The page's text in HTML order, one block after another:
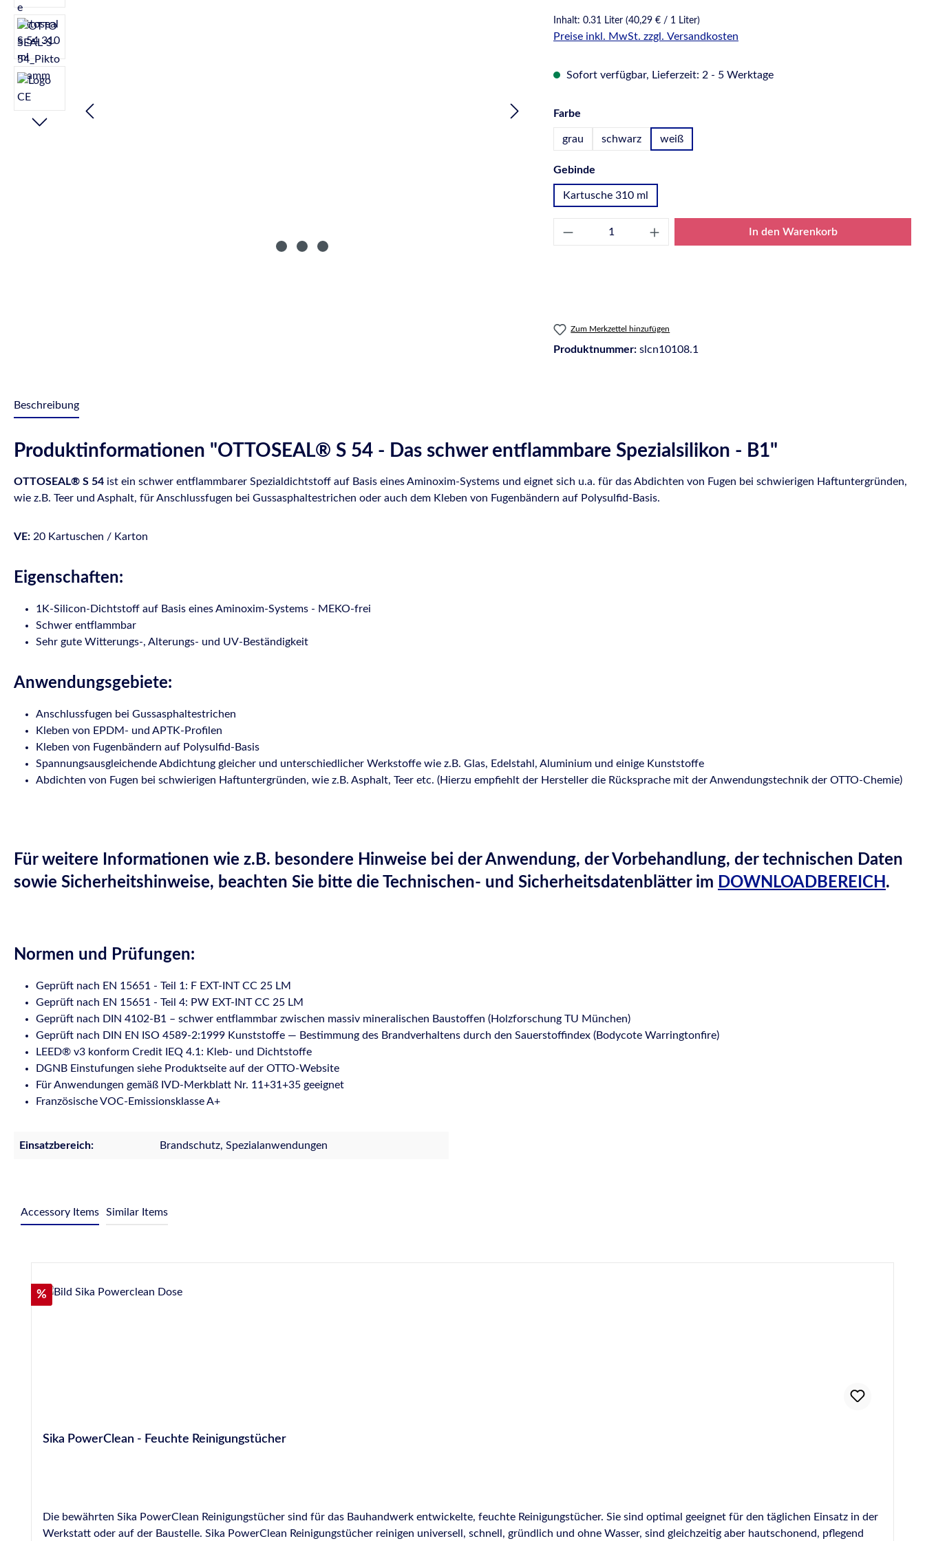
Inhalt: 0.31 Liter (40,29 € / 1 Liter)
Preise inkl. MwSt. zzgl. Versandkosten
Sofort verfügbar, Lieferzeit: 2 - 5 Werktage
Farbe
grau schwarz weiß
Gebinde
Kartusche 310 ml
Produkt Anzahl: Gib den gewünschten Wert ein
In den Warenkorb
Zum Merkzettel hinzufügen
Produktnummer: slcn10108.1
Beschreibung
Produktinformationen "OTTOSEAL® S 54 - Das schwer entflammbare Spezialsilikon - B1"
OTTOSEAL® S 54 ist ein schwer entflammbarer Spezialdichtstoff auf Basis eines Aminoxim-Systems und eignet sich u.a. für das Abdichten von Fugen bei schwierigen Haftuntergründen,
wie z.B. Teer und Asphalt, für Anschlussfugen bei Gussasphaltestrichen oder auch dem Kleben von Fugenbändern auf Polysulfid-Basis.
VE: 20 Kartuschen / Karton
Eigenschaften:
1K-Silicon-Dichtstoff auf Basis eines Aminoxim-Systems - MEKO-frei
Schwer entflammbar
Sehr gute Witterungs-, Alterungs- und UV-Beständigkeit
Anwendungsgebiete:
Anschlussfugen bei Gussasphaltestrichen
Kleben von EPDM- und APTK-Profilen
Kleben von Fugenbändern auf Polysulfid-Basis
Spannungsausgleichende Abdichtung gleicher und unterschiedlicher Werkstoffe wie z.B. Glas, Edelstahl, Aluminium und einige Kunststoffe
Abdichten von Fugen bei schwierigen Haftuntergründen, wie z.B. Asphalt, Teer etc. (Hierzu empfiehlt der Hersteller die Rücksprache mit der Anwendungstechnik der OTTO-Chemie)
Für weitere Informationen wie z.B. besondere Hinweise bei der Anwendung, der Vorbehandlung, der technischen Daten
sowie Sicherheitshinweise, beachten Sie bitte die Technischen- und Sicherheitsdatenblätter im DOWNLOADBEREICH .
Normen und Prüfungen:
Geprüft nach EN 15651 - Teil 1: F EXT-INT CC 25 LM
Geprüft nach EN 15651 - Teil 4: PW EXT-INT CC 25 LM
Geprüft nach DIN 4102-B1 – schwer entflammbar zwischen massiv mineralischen Baustoffen (Holzforschung TU München)
Geprüft nach DIN EN ISO 4589-2:1999 Kunststoffe — Bestimmung des Brandverhaltens durch den Sauerstoffindex (Bodycote Warringtonfire)
LEED® v3 konform Credit IEQ 4.1: Kleb- und Dichtstoffe
DGNB Einstufungen siehe Produktseite auf der OTTO-Website
Für Anwendungen gemäß IVD-Merkblatt Nr. 11+31+35 geeignet
Französische VOC-Emissionsklasse A+
Einsatzbereich: Brandschutz, Spezialanwendungen
Accessory Items Similar Items
Rabatt
%
Sika PowerClean - Feuchte Reinigungstücher
Die bewährten Sika PowerClean Reinigungstücher sind für das Bauhandwerk entwickelte, feuchte Reinigungstücher. Sie sind optimal geeignet für den täglichen Einsatz in der
Werkstatt oder auf der Baustelle. Sika PowerClean Reinigungstücher reinigen universell, schnell, gründlich und ohne Wasser, sind gleichzeitig aber hautschonend, pflegend